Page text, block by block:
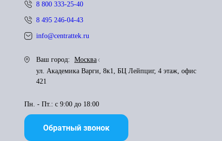
8 800 333-25-40
8 495 246-04-43
info@centrattek.ru
Ваш город:
Москва
ул. Академика Варги, 8к1, БЦ Лейпциг, 4 этаж, офис
421
Пн. - Пт.: с 9:00 до 18:00
Обратный звонок